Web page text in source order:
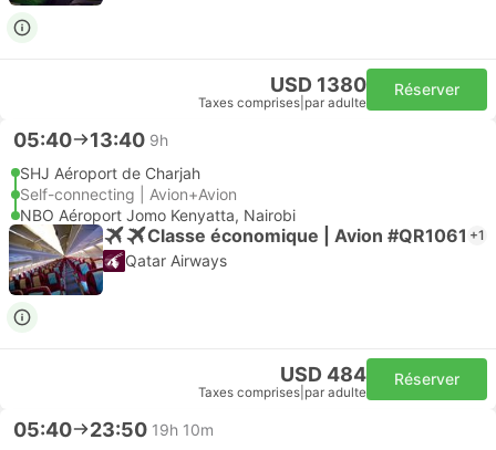
USD 1380
Taxes comprises par adulte
Réserver
05:40 13:40 9h
SHJ Aéroport de Charjah
Self-connecting | Avion+Avion
NBO Aéroport Jomo Kenyatta, Nairobi
Classe économique | Avion #QR1061 +1
Qatar Airways
USD 484
Taxes comprises par adulte
Réserver
05:40 23:50 19h 10m